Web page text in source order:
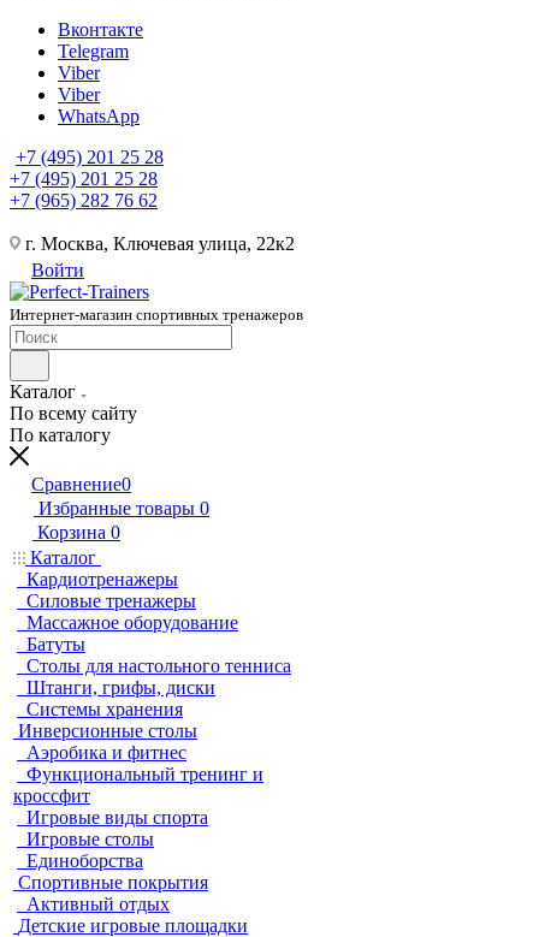
Вконтакте
Telegram
Viber
Viber
WhatsApp
+7 (495) 201 25 28
+7 (495) 201 25 28
+7 (965) 282 76 62
г. Москва, Ключевая улица, 22к2
Войти
Интернет-магазин спортивных тренажеров
Каталог
По всему сайту
По каталогу
Сравнение0
Избранные товары 0
Корзина 0
Каталог
Кардиотренажеры
Силовые тренажеры
Массажное оборудование
Батуты
Столы для настольного тенниса
Штанги, грифы, диски
Системы хранения
Инверсионные столы
Аэробика и фитнес
Функциональный тренинг и
кроссфит
Игровые виды спорта
Игровые столы
Единоборства
Спортивные покрытия
Активный отдых
Детские игровые площадки